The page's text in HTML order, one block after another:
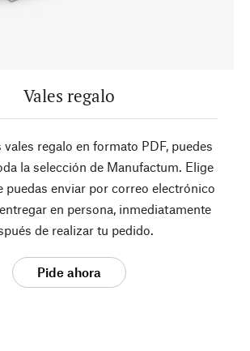
Vales regalo
regalo en formato PDF, puedes
la selección de Manufactum. Elige
puedas enviar por correo electrónico
en persona, inmediatamente
de realizar tu pedido.
Pide ahora